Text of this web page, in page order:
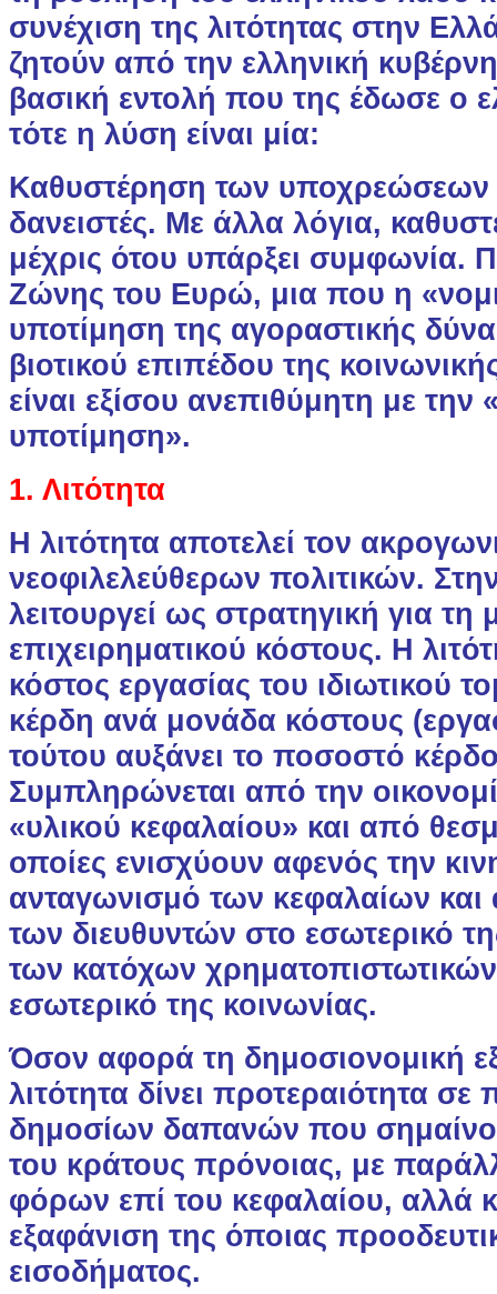
συνέχιση της λιτότητας στην
ζητούν από την ελληνική
βασική εντολή που της έδωσε ο
τότε η λύση είναι μία:
Καθυστέρηση των υποχρεώσεων
δανειστές. Με άλλα λόγια,
μέχρις ότου υπάρξει συμφωνία.
Ζώνης του Ευρώ, μια που η
υποτίμηση της αγοραστικής
βιοτικού επιπέδου της
είναι εξίσου ανεπιθύμητη με την
υποτίμηση».
1. Λιτότητα
Η λιτότητα αποτελεί τον
νεοφιλελεύθερων πολιτικών.
λειτουργεί ως στρατηγική για τη
επιχειρηματικού κόστους. Η
κόστος εργασίας του ιδιωτικού
κέρδη ανά μονάδα κόστους
τούτου αυξάνει το ποσοστό
Συμπληρώνεται από την
«υλικού κεφαλαίου» και από
οποίες ενισχύουν αφενός την
ανταγωνισμό των κεφαλαίων και
των διευθυντών στο εσωτερικό
των κατόχων
εσωτερικό της κοινωνίας.
Όσον αφορά τη δημοσιονομική
λιτότητα δίνει προτεραιότητα σε
δημοσίων δαπανών που
του κράτους πρόνοιας, με
φόρων επί του κεφαλαίου, αλλά
εξαφάνιση της όποιας
εισοδήματος.